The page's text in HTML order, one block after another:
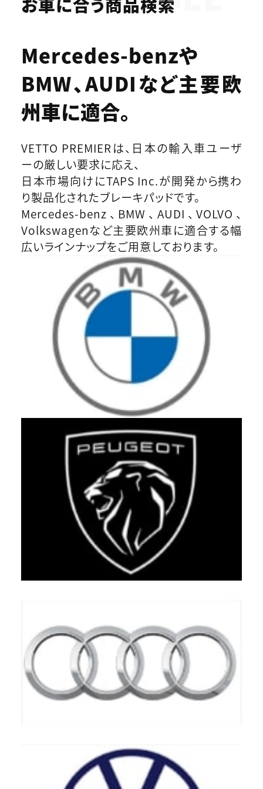
Mercedes-benzや
BMW、AUDIなど主要欧
州車に適合。
VETTO PREMIERは、日本の輸入車ユーザ
ーの厳しい要求に応え、
日本市場向けにTAPS Inc.が開発から携わ
り製品化されたブレーキパッドです。
Mercedes-benz、BMW、AUDI、VOLVO、
Volkswagenなど主要欧州車に適合する幅
広いラインナップをご用意しております。